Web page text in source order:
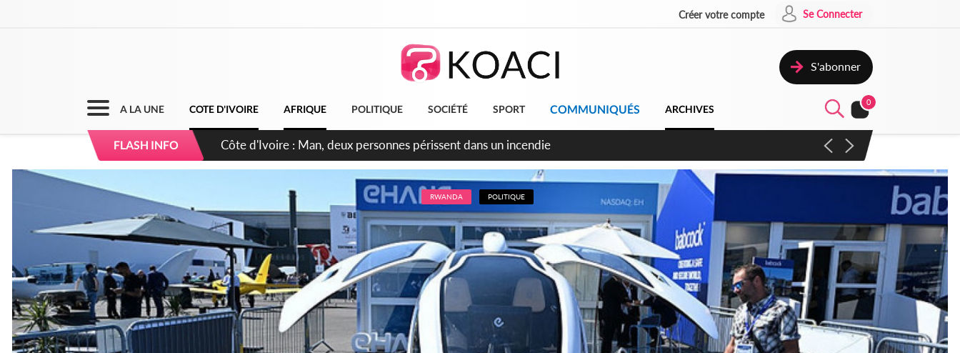
Créer votre compte Se Connecter
S'abonner
A LA UNE COTE D'IVOIRE AFRIQUE POLITIQUE SOCIÉTÉ SPORT COMMUNIQUÉS ARCHIVES
0
FLASH INFO
Côte d'Ivoire : Séileu, la célébration de la fête nationale transformée en vaste campagne contre les produits
dépigmentants dangereux
RWANDA POLITIQUE